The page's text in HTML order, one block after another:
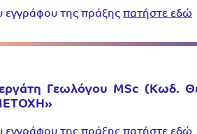
εγγράφου της πράξης πατήστε εδώ
Γεωλόγου MSc